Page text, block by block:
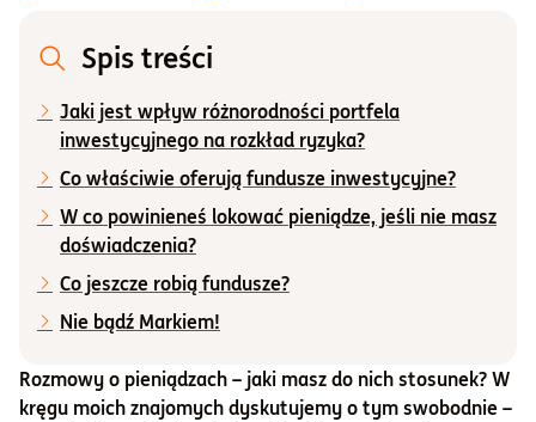
Blog
Centrum pomocy
Informacje i dokumenty
O nas
Otwórz konto
Zaloguj
Rozmowy o pieniądzach – jaki masz do nich stosunek? W
kręgu moich znajomych dyskutujemy o tym swobodnie –
Spis treści
Jaki jest wpływ różnorodności portfela
inwestycyjnego na rozkład ryzyka?
Co właściwie oferują fundusze inwestycyjne?
W co powinieneś lokować pieniądze, jeśli nie masz
doświadczenia?
Co jeszcze robią fundusze?
Nie bądź Markiem!